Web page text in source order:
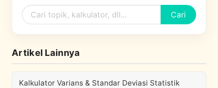
Cari
Artikel Lainnya
Kalkulator Varians & Standar Deviasi Statistik